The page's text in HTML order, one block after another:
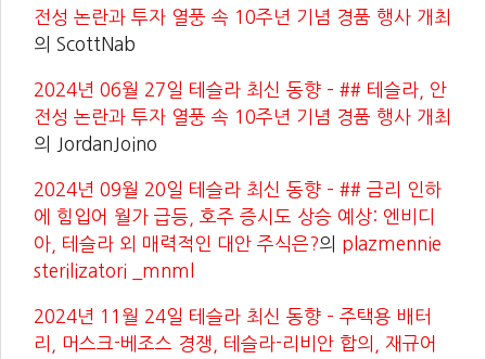
전성 논란과 투자 열풍 속 10주년 기념 경품 행사 개최
의 ScottNab
2024년 06월 27일 테슬라 최신 동향 – ## 테슬라, 안
전성 논란과 투자 열풍 속 10주년 기념 경품 행사 개최
의
JordanJoino
2024년 09월 20일 테슬라 최신 동향 – ## 금리 인하
에 힘입어 월가 급등, 호주 증시도 상승 예상: 엔비디
아, 테슬라 외 매력적인 대안 주식은?의 plazmennie
sterilizatori _mnml
2024년 11월 24일 테슬라 최신 동향 – 주택용 배터
리, 머스크-베조스 경쟁, 테슬라-리비안 합의, 재규어